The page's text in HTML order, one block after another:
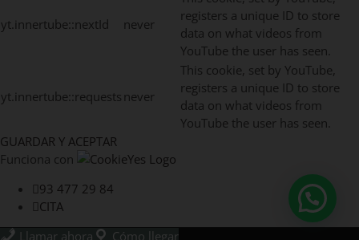
yt.innertube::nextId never
registers a unique ID to store
data on what videos from
YouTube the user has seen.
yt.innertube::requests never
This cookie, set by YouTube,
registers a unique ID to store
data on what videos from
YouTube the user has seen.
GUARDAR Y ACEPTAR
Funciona con
93 477 29 84
CITA
Llamar ahora
Cómo llegar